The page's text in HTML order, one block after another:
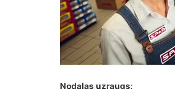
Nodaļas uzraugs: